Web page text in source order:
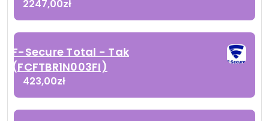
2247,00zł
F-Secure Total - Tak
(FCFTBR1N003FI)
423,00zł